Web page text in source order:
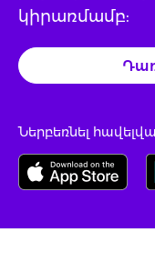
կիրառմամբ:
Ներբեռնել